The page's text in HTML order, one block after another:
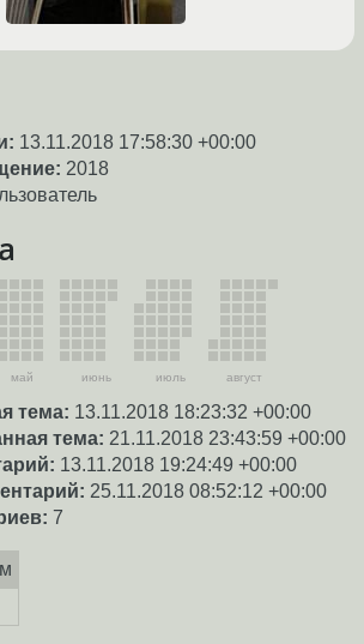
13.11.2018 17:58:30 +00:00
2018
май июнь июль август
тема: 13.11.2018 18:23:32 +00:00
тема: 21.11.2018 23:43:59 +00:00
13.11.2018 19:24:49 +00:00
25.11.2018 08:52:12 +00:00
7